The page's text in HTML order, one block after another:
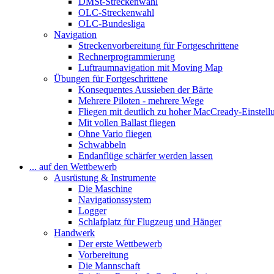
OLC-Streckenwahl
OLC-Bundesliga
Navigation
Streckenvorbereitung für Fortgeschrittene
Rechnerprogrammierung
Luftraumnavigation mit Moving Map
Übungen für Fortgeschrittene
Konsequentes Aussieben der Bärte
Mehrere Piloten - mehrere Wege
Fliegen mit deutlich zu hoher MacCready-
Mit vollen Ballast fliegen
Ohne Vario fliegen
Schwabbeln
Endanflüge schärfer werden lassen
... auf den Wettbewerb
Ausrüstung & Instrumente
Die Maschine
Navigationssystem
Logger
Schlafplatz für Flugzeug und Hänger
Handwerk
Der erste Wettbewerb
Vorbereitung
Die Mannschaft